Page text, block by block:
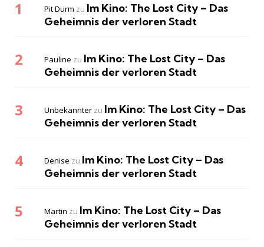
Pit Durm zu Im Kino: The Lost City – Das
Geheimnis der verloren Stadt
Pauline zu Im Kino: The Lost City – Das
Geheimnis der verloren Stadt
Unbekannter zu Im Kino: The Lost City – Das
Geheimnis der verloren Stadt
Denise zu Im Kino: The Lost City – Das
Geheimnis der verloren Stadt
Martin zu Im Kino: The Lost City – Das
Geheimnis der verloren Stadt